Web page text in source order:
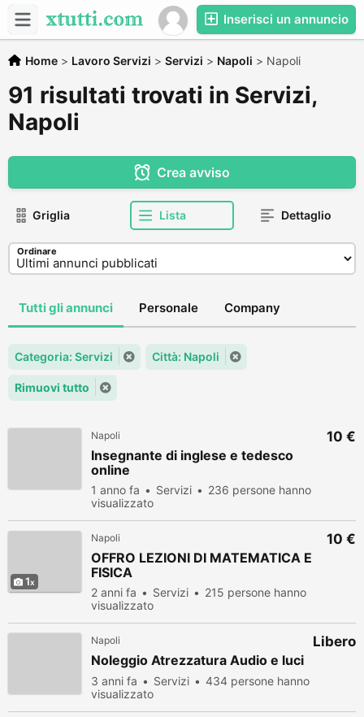
Inserisci un annuncio
Home > Lavoro Servizi > Servizi > Napoli > Napoli
91 risultati trovati in Servizi,
Napoli
Crea avviso
Griglia Lista Dettaglio
Ordinare
Tutti gli annunci Personale Company
Categoria: Servizi Città: Napoli
Rimuovi tutto
Napoli
Insegnante di inglese e tedesco
online
1 anno fa Servizi
236 persone hanno
visualizzato
10 €
1
Napoli
OFFRO LEZIONI DI MATEMATICA E
FISICA
2 anni fa Servizi
215 persone hanno
visualizzato
10 €
Napoli
Noleggio Atrezzatura Audio e luci
3 anni fa Servizi
434 persone hanno
visualizzato
Libero